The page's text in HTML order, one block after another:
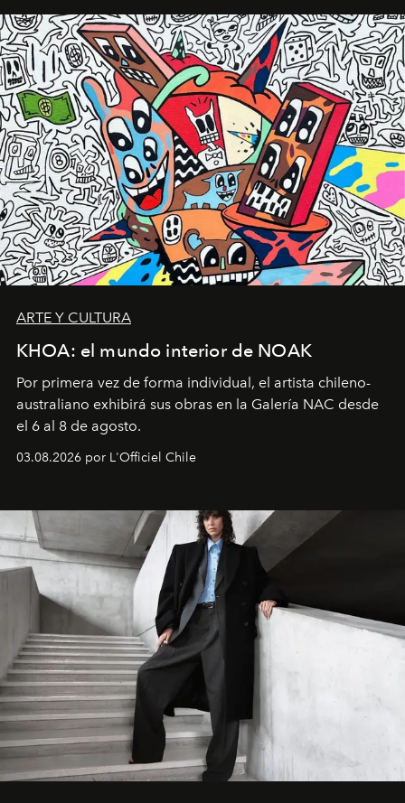
ARTE Y CULTURA
KHOA: el mundo interior de NOAK
Por primera vez de forma individual, el artista chileno-
australiano exhibirá sus obras en la Galería NAC desde
el 6 al 8 de agosto.
03.08.2026 por L'Officiel Chile